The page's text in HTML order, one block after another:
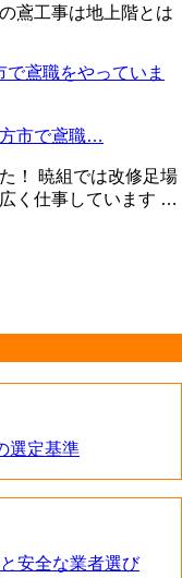
鳶工事は地上階とは
市で鳶職…
！ 暁組では改修足場
く仕事しています …
選定基準
安全な業者選び